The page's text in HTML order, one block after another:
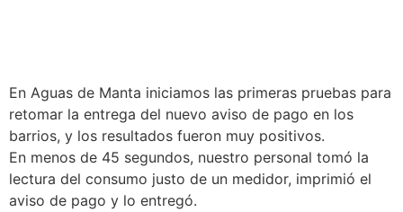
En Aguas de Manta iniciamos las primeras pruebas para
retomar la entrega del nuevo aviso de pago en los
barrios, y los resultados fueron muy positivos.
En menos de 45 segundos, nuestro personal tomó la
lectura del consumo justo de un medidor, imprimió el
aviso de pago y lo entregó.